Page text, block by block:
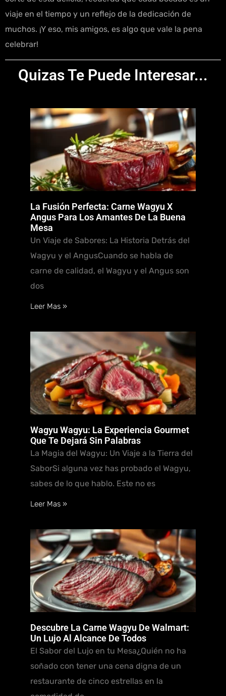
viaje en el tiempo y un reflejo de la dedicación de
muchos. ¡Y eso, mis amigos, es algo que vale la pena
celebrar!
Quizas Te Puede Interesar...
La Fusión Perfecta: Carne Wagyu X
Angus Para Los Amantes De La Buena
Mesa
Un Viaje de Sabores: La Historia Detrás del
Wagyu y el AngusCuando se habla de
carne de calidad, el Wagyu y el Angus son
dos
Leer Mas »
Wagyu Wagyu: La Experiencia Gourmet
Que Te Dejará Sin Palabras
La Magia del Wagyu: Un Viaje a la Tierra del
SaborSi alguna vez has probado el Wagyu,
sabes de lo que hablo. Este no es
Leer Mas »
Descubre La Carne Wagyu De Walmart:
Un Lujo Al Alcance De Todos
El Sabor del Lujo en tu Mesa¿Quién no ha
soñado con tener una cena digna de un
restaurante de cinco estrellas en la